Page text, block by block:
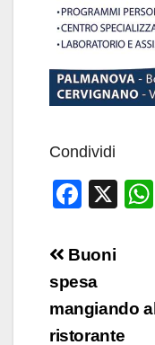
Condividi
F
c
e
b
o
X
articoli
Buoni
spesa
mangiando
ristorante